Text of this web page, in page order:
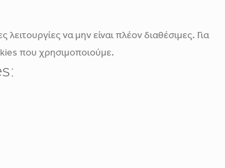
να μην είναι πλέον διαθέσιμες. Για
που χρησιμοποιούμε.